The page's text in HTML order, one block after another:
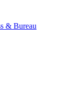
& Bureau